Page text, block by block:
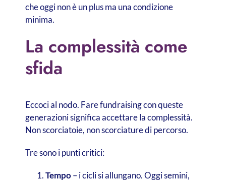
che oggi non è un plus ma una condizione
minima.
La complessità come
sfida
Eccoci al nodo. Fare fundraising con queste
generazioni significa accettare la complessità.
Non scorciatoie, non scorciature di percorso.
Tre sono i punti critici:
Tempo– i cicli si allungano. Oggi semini,